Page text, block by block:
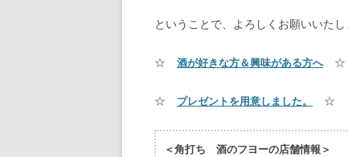
ということで、よろしくお願いいたし
☆ 酒が好きな方＆興味がある方へ☆
☆ プレゼントを用意しました。 ☆
＜角打ち 酒のフヨーの店舗情報＞